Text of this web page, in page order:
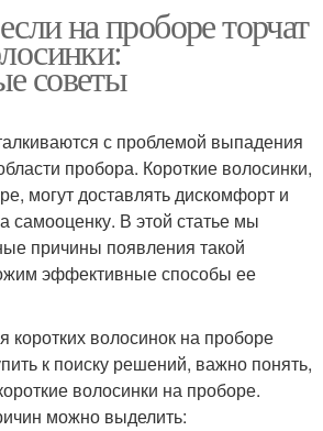
на проборе торчат
советы
с проблемой выпадения
пробора. Короткие волосинки,
могут доставлять дискомфорт и
самооценку. В этой статье мы
причины появления такой
эффективные способы ее
волосинок на проборе
к поиску решений, важно понять,
волосинки на проборе.
можно выделить: